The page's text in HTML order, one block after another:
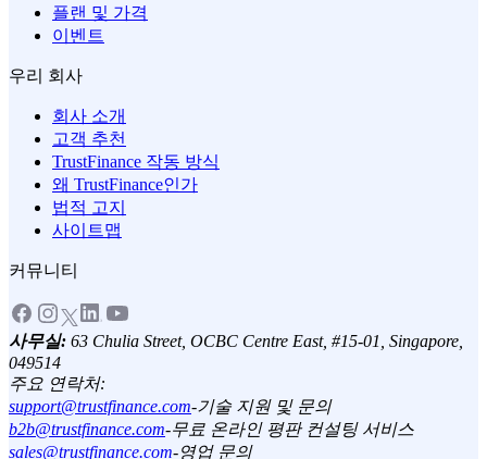
플랜 및 가격
이벤트
우리 회사
회사 소개
고객 추천
TrustFinance 작동 방식
왜 TrustFinance인가
법적 고지
사이트맵
커뮤니티
사무실: 63 Chulia Street, OCBC Centre East, #15-01, Singapore,
049514
주요 연락처:
support@trustfinance.com-기술 지원 및 문의
b2b@trustfinance.com-무료 온라인 평판 컨설팅 서비스
sales@trustfinance.com-영업 문의